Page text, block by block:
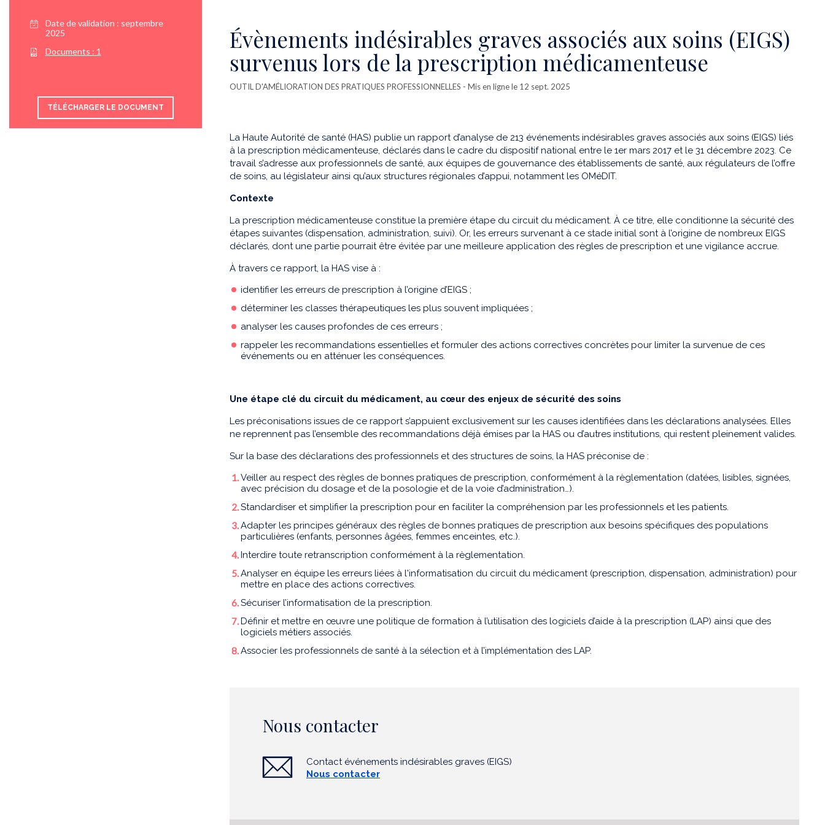
Date de validation : septembre
2025
Documents : 1
TÉLÉCHARGER LE DOCUMENT
Évènements indésirables graves associés aux soins (EIGS)
survenus lors de la prescription médicamenteuse
OUTIL D'AMÉLIORATION DES PRATIQUES PROFESSIONNELLES - Mis en ligne le 12 sept. 2025
La Haute Autorité de santé (HAS) publie un rapport d’analyse de 213 événements indésirables graves associés aux soins (EIGS) liés
à la prescription médicamenteuse, déclarés dans le cadre du dispositif national entre le 1er mars 2017 et le 31 décembre 2023. Ce
travail s’adresse aux professionnels de santé, aux équipes de gouvernance des établissements de santé, aux régulateurs de l’offre
de soins, au législateur ainsi qu’aux structures régionales d’appui, notamment les OMéDIT.
Contexte
La prescription médicamenteuse constitue la première étape du circuit du médicament. À ce titre, elle conditionne la sécurité des
étapes suivantes (dispensation, administration, suivi). Or, les erreurs survenant à ce stade initial sont à l’origine de nombreux EIGS
déclarés, dont une partie pourrait être évitée par une meilleure application des règles de prescription et une vigilance accrue.
À travers ce rapport, la HAS vise à :
identifier les erreurs de prescription à l’origine d’EIGS ;
déterminer les classes thérapeutiques les plus souvent impliquées ;
analyser les causes profondes de ces erreurs ;
rappeler les recommandations essentielles et formuler des actions correctives concrètes pour limiter la survenue de ces
événements ou en atténuer les conséquences.
Une étape clé du circuit du médicament, au cœur des enjeux de sécurité des soins
Les préconisations issues de ce rapport s’appuient exclusivement sur les causes identifiées dans les déclarations analysées. Elles
ne reprennent pas l’ensemble des recommandations déjà émises par la HAS ou d’autres institutions, qui restent pleinement valides.
Sur la base des déclarations des professionnels et des structures de soins, la HAS préconise de :
Veiller au respect des règles de bonnes pratiques de prescription, conformément à la règlementation (datées, lisibles, signées,
avec précision du dosage et de la posologie et de la voie d’administration…).
Standardiser et simplifier la prescription pour en faciliter la compréhension par les professionnels et les patients.
Adapter les principes généraux des règles de bonnes pratiques de prescription aux besoins spécifiques des populations
particulières (enfants, personnes âgées, femmes enceintes, etc.).
Interdire toute retranscription conformément à la règlementation.
Analyser en équipe les erreurs liées à l'informatisation du circuit du médicament (prescription, dispensation, administration) pour
mettre en place des actions correctives.
Sécuriser l’informatisation de la prescription.
Définir et mettre en œuvre une politique de formation à l’utilisation des logiciels d’aide à la prescription (LAP) ainsi que des
logiciels métiers associés.
Associer les professionnels de santé à la sélection et à l’implémentation des LAP.
Nous contacter
Contact événements indésirables graves (EIGS)
Nous contacter